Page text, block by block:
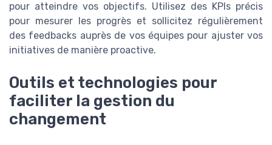
pour atteindre vos objectifs. Utilisez des KPIs précis
pour mesurer les progrès et sollicitez régulièrement
des feedbacks auprès de vos équipes pour ajuster vos
initiatives de manière proactive.
Outils et technologies pour
faciliter la gestion du
changement